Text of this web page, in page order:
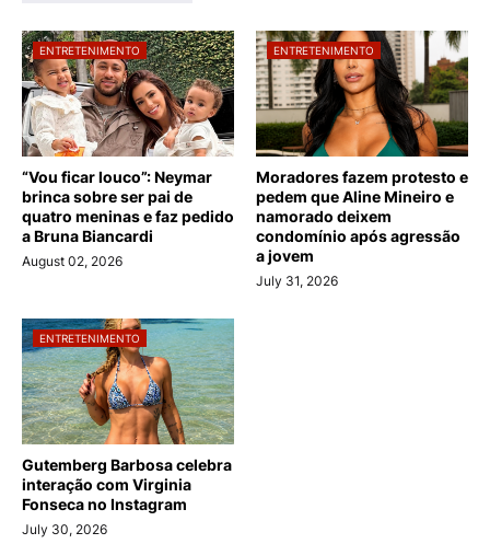
ENTRETENIMENTO
“Vou ficar louco”: Neymar
brinca sobre ser pai de
quatro meninas e faz pedido
a Bruna Biancardi
August 02, 2026
ENTRETENIMENTO
Moradores fazem protesto e
pedem que Aline Mineiro e
namorado deixem
condomínio após agressão
a jovem
July 31, 2026
ENTRETENIMENTO
Gutemberg Barbosa celebra
interação com Virginia
Fonseca no Instagram
July 30, 2026